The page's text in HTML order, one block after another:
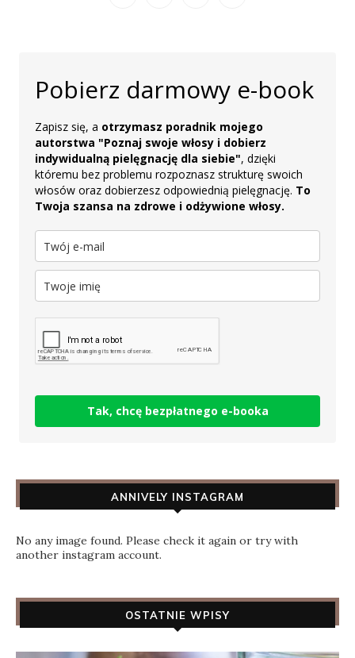
Pobierz darmowy e-book
Zapisz się, a otrzymasz poradnik mojego
autorstwa "Poznaj swoje włosy i dobierz
indywidualną pielęgnację dla siebie", dzięki
któremu bez problemu rozpoznasz strukturę swoich
włosów oraz dobierzesz odpowiednią pielęgnację. To
Twoja szansa na zdrowe i odżywione włosy.
Tak, chcę bezpłatnego e-booka
ANNIVELY INSTAGRAM
No any image found. Please check it again or try with
another instagram account.
OSTATNIE WPISY